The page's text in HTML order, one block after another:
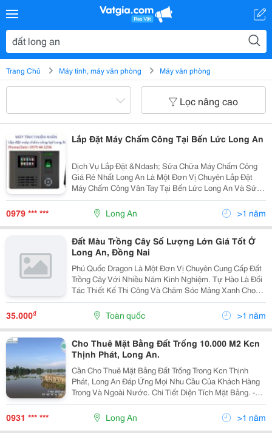
Trang Chủ Máy tính, máy văn phòng Máy văn phòng
Lọc nâng cao
Lắp Đặt Máy Chấm Công Tại Bến Lức Long An
Dịch Vụ Lắp Đặt &Ndash; Sửa Chữa Máy Chấm Công
Giá Rẻ Nhất Long An Là Một Đơn Vị Chuyên Lắp Đặt
Máy Chấm Công Vân Tay Tại Bến Lức Long An Và Sửa
Chữa Chấm Công Chuyên Nghiệp , Uy Tín Hoạt Động
Tại Long An, Hcm. Chúng Tôi Có Đội Ngũ Nhân Viên Có
0979 *** *** Long An >1 năm
Đất Màu Trồng Cây Số Lượng Lớn Giá Tốt Ở
Long An, Đồng Nai
Phú Quốc Dragon Là Một Đơn Vị Chuyên Cung Cấp Đất
Trồng Cây Với Nhiều Năm Kinh Nghiệm. Tự Hào Là Đối
Tác Thiết Kế Thi Công Và Chăm Sóc Mảng Xanh Cho
Nhiều Nhãn Hàng Lớn Như Hệ Thống Phòng Tập Thể
Dục City Gym, Các Nhà Máy Khu Công Nghiệp Đồng
35.000₫ Toàn quốc >1 năm
Cho Thuê Mặt Bằng Đất Trống 10.000 M2 Kcn
Thịnh Phát, Long An.
Cần Cho Thuê Mặt Bằng Đất Trống Trong Kcn Thịnh
Phát, Long An Đáp Ứng Mọi Nhu Cầu Của Khách Hàng
Trong Và Ngoài Nước. Chi Tiết Diện Tích Mặt Bằng. -
Tổng Diện Tích Mặt Bằng: 10.000 M2 - Vị Trí: Tại Bến
Thủy, Kcn Thịnh Phát, Huyện Bến Lức, Tỉnh...
0931 *** *** Long An >1 năm